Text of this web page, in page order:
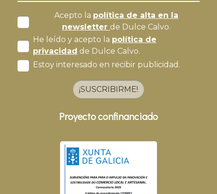
Acepto la política de alta en la
newsletter de Dulce Calvo.
He leído y acepto la política de
privacidad de Dulce Calvo.
Estoy interesado en recibir publicidad.
¡SUSCRIBIRME!
Proyecto confinanciado